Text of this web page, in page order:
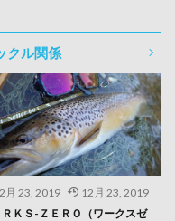
クル関係
月 23, 2019
12月 23, 2019
ＲＫＳ-ＺＥＲＯ（ワークスゼ